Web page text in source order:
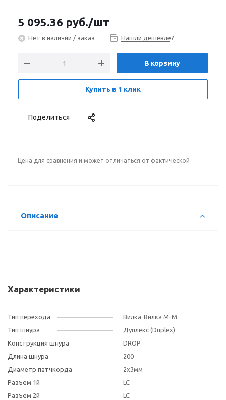
5 095.36 руб./шт
Нет в наличии / заказ Нашли дешевле?
В корзину
Купить в 1 клик
Поделиться
Цена для сравнения и может отличаться от фактической
Описание
Характеристики
Тип перехода
Вилка-Вилка M-M
Тип шнура
Дуплекс (Duplex)
Конструкция шнура
DROP
Длина шнура
200
Диаметр патчкорда
2х3мм
Разъём 1й
LC
Разъём 2й
LC